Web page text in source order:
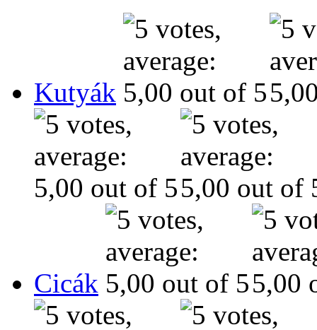
Kutyák
Cicák